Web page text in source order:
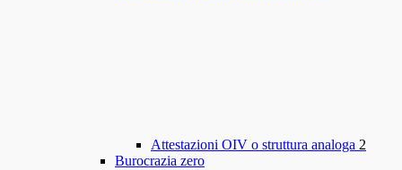
Attestazioni OIV o struttura analoga 2
Burocrazia zero